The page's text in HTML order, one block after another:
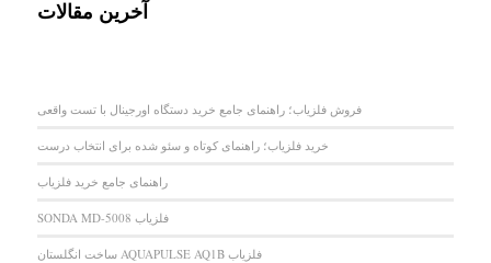
آخرین مقالات
فروش فلزیاب؛ راهنمای جامع خرید دستگاه اورجینال با تست واقعی
خرید فلزیاب؛ راهنمای کوتاه و سئو شده برای انتخاب درست
راهنمای جامع خرید فلزیاب
فلزیاب SONDA MD-5008
فلزیاب AQUAPULSE AQ1B ساخت انگلستان